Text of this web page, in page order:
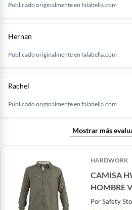
Publicado originalmente en falabella.com
Hernan
Publicado originalmente en falabella.com
Rachel
Publicado originalmente en falabella.com
Mostrar más
HARDWORK
CAMISA
HOMBRE
PorSafety